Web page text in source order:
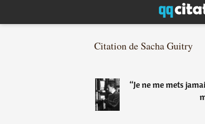
Citation de Sacha Guitry
“Je ne me mets